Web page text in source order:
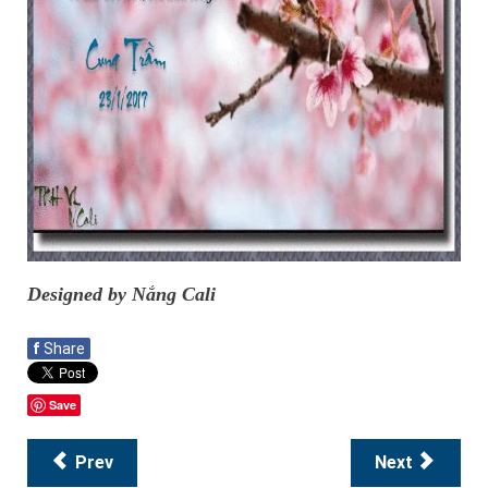
Designed by Nắng Cali
f Share
Save
Prev Next